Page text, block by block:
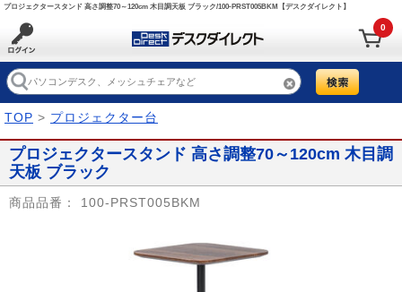
プロジェクタースタンド 高さ調整70～120cm 木目調天板 ブラック/100-PRST005BKM【デスクダイレクト】
0
TOP > プロジェクター台
プロジェクタースタンド 高さ調整70～120cm 木目調
天板 ブラック
商品品番： 100-PRST005BKM